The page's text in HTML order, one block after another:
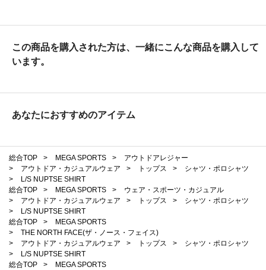
この商品を購入された方は、一緒にこんな商品を購入して
います。
あなたにおすすめのアイテム
総合TOP > MEGA SPORTS >
アウトドアレジャー
>
アウトドア・カジュアルウェア > トップス >
シャツ・ポロシャツ
>
L/S NUPTSE SHIRT
総合TOP
> MEGA SPORTS >
ウェア・スポーツ・カジュアル
>
アウトドア・カジュアルウェア > トップス >
シャツ・ポロシャツ
>
L/S NUPTSE SHIRT
総合TOP
>
MEGA SPORTS
>
THE NORTH FACE(ザ・ノース・フェイス)
>
アウトドア・カジュアルウェア > トップス >
シャツ・ポロシャツ
>
L/S NUPTSE SHIRT
総合TOP
>
MEGA SPORTS